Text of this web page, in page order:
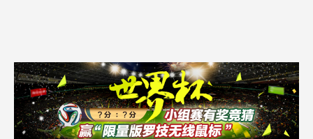
奖
竞
猜
活
动